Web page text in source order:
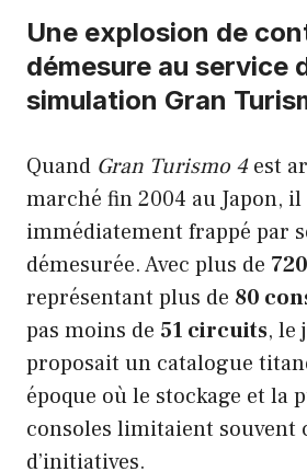
Une explosion de
démesure au service
simulation Gran
Quand Gran Turismo 4est
marché fin 2004 au Japon, il
immédiatement frappé par
démesurée. Avec plus de
représentant plus de 80
pas moins de 51 circuits, le
proposait un catalogue
époque où le stockage et la
consoles limitaient souvent
d’initiatives.